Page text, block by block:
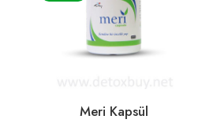
Meri Kapsül